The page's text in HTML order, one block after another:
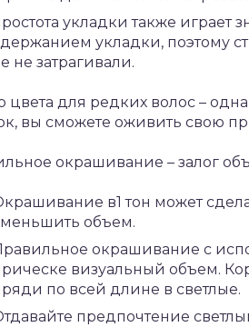
укладки также
укладки, поэтому
не затрагивали.
цвета для редких волос –
вы сможете оживить свою
окрашивание – залог
в1 тон может
объем.
окрашивание с
визуальный объем.
по всей длине в светлые.
предпочтение